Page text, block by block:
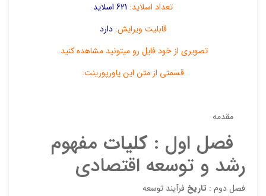
تعداد اسلاید: 621 اسلاید
قابلیت ویرایش:دارد
تصویری از خود فایل رو میتونید مشاهده کنید.
قسمتی از متن این پاورپورینت:
مقدمه
فصل اول : کلیات مفهوم
رشد و توسعه اقتصادي
فصل دوم : تاريخ فرآيند توسعه